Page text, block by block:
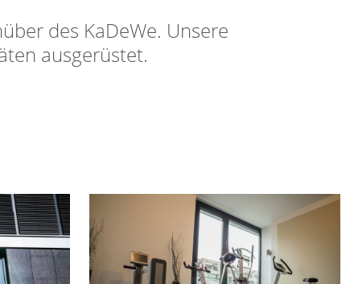
des KaDeWe. Unsere
ausgerüstet.